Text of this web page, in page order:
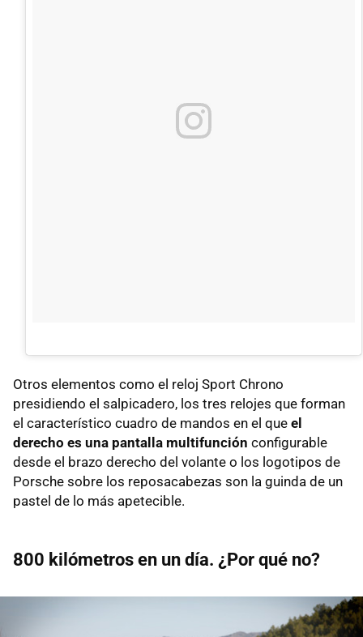
Otros elementos como el reloj Sport Chrono
presidiendo el salpicadero, los tres relojes que forman
el característico cuadro de mandos en el que el
derecho es una pantalla multifunción configurable
desde el brazo derecho del volante o los logotipos de
Porsche sobre los reposacabezas son la guinda de un
pastel de lo más apetecible.
800 kilómetros en un día. ¿Por qué no?